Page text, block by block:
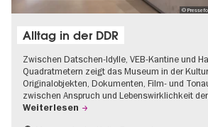
©
Alltag in der DDR
Zwischen Datschen-Idylle, VEB-Kantine und
Quadratmetern zeigt das Museum in der
Originalobjekten, Dokumenten, Film- und
zwischen Anspruch und Lebenswirklichkeit
Weiterlesen